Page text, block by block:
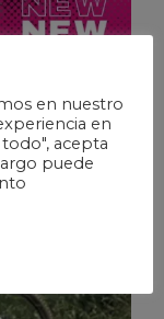
en nuestro
en
acepta
puede